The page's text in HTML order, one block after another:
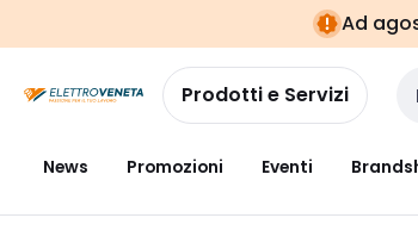
navigazionealla
pagina
Ad
Prodotti e Servizi
News Promozioni Eventi